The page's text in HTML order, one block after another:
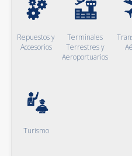
Repuestos y
Accesorios
Terminales
Terrestres y
Aeroportuarios
Turismo